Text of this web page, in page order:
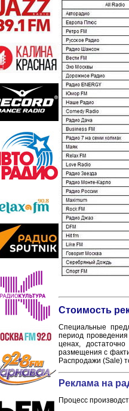
Стоимость
Специальные
период
ценах,
размещения с
Распродажи (Sale)
Реклама на
Процесс